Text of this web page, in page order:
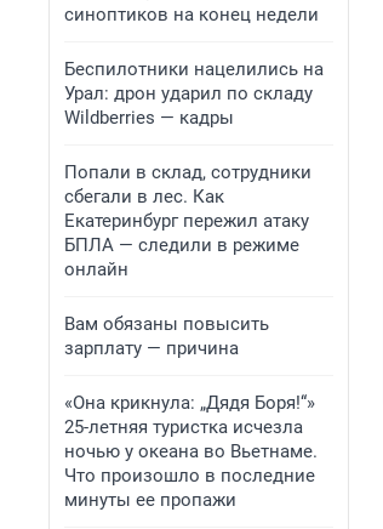
синоптиков на конец недели
Беспилотники нацелились на
Урал: дрон ударил по складу
Wildberries — кадры
Попали в склад, сотрудники
сбегали в лес. Как
Екатеринбург пережил атаку
БПЛА — следили в режиме
онлайн
Вам обязаны повысить
зарплату — причина
«Она крикнула: „Дядя Боря!“»
25-летняя туристка исчезла
ночью у океана во Вьетнаме.
Что произошло в последние
минуты ее пропажи